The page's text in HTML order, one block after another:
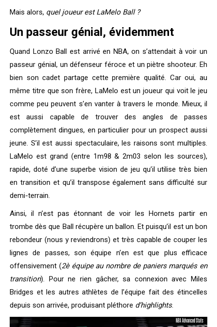
Mais alors, quel joueur est LaMelo Ball ?
Un passeur génial, évidemment
Quand Lonzo Ball est arrivé en NBA, on s’attendait à voir un
passeur génial, un défenseur féroce et un piètre shooteur. Eh
bien son cadet partage cette première qualité. Car oui, au
même titre que son frère, LaMelo est un joueur qui voit le jeu
comme peu peuvent s’en vanter à travers le monde. Mieux, il
est aussi capable de trouver des angles de passes
complètement dingues, en particulier pour un prospect aussi
jeune. S’il est aussi spectaculaire, les raisons sont multiples.
LaMelo est grand (entre 1m98 & 2m03 selon les sources),
rapide, doté d’une superbe vision de jeu qu’il utilise très bien
en transition et qu’il transpose également sans difficulté sur
demi-terrain.
Ainsi, il n’est pas étonnant de voir les Hornets partir en
trombe dès que Ball récupère un ballon. Et puisqu’il est un bon
rebondeur (nous y reviendrons) et très capable de couper les
lignes de passes, son équipe n’en est que plus efficace
offensivement (2è équipe au nombre de paniers marqués en
transition). Pour ne rien gâcher, sa connexion avec Miles
Bridges et les autres athlètes de l’équipe fait des étincelles
depuis son arrivée, produisant pléthore d’highlights.